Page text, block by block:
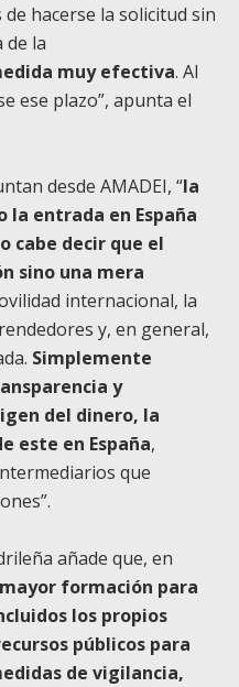
hacerse la solicitud sin
de la
muy efectiva. Al
ese plazo”, apunta el
desde AMADEI, “la
la entrada en España
cabe decir que el
sino una mera
internacional, la
y, en general,
Simplemente
y
del dinero, la
este en España,
que
añade que, en
formación para
los propios
públicos para
de vigilancia,